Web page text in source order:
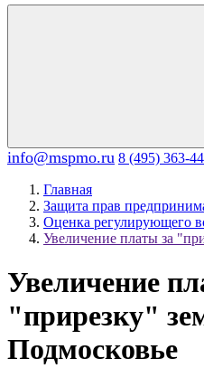
info@mspmo.ru 8 (495) 363-
Главная
Защита прав
Оценка регулирующего
Увеличение платы за
Увеличение
"прирезку"
Подмосковье